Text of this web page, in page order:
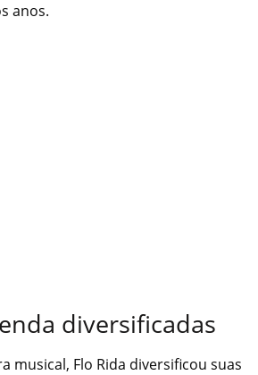
anos.
diversificadas
musical, Flo Rida diversificou suas